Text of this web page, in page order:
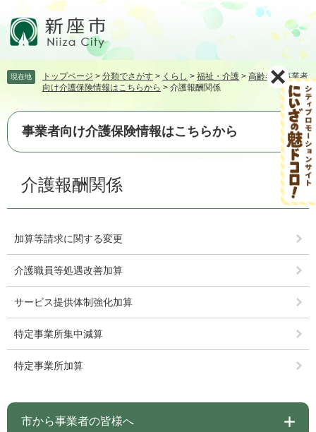
頭
す。
飛
て
本
現在地 トップページ > 分類でさがす > くらし > 福祉・介護 > 高齢者>事業者
向け介護保険情報はこちらから > 介護報酬関係
事業者向け介護保険情報はこちらから
介護報酬関係
加算等請求に関する変更
介護職員等処遇改善加算
サービス提供体制強化加算
特定事業所集中減算
特定事業所加算
市から事業者の皆様へ